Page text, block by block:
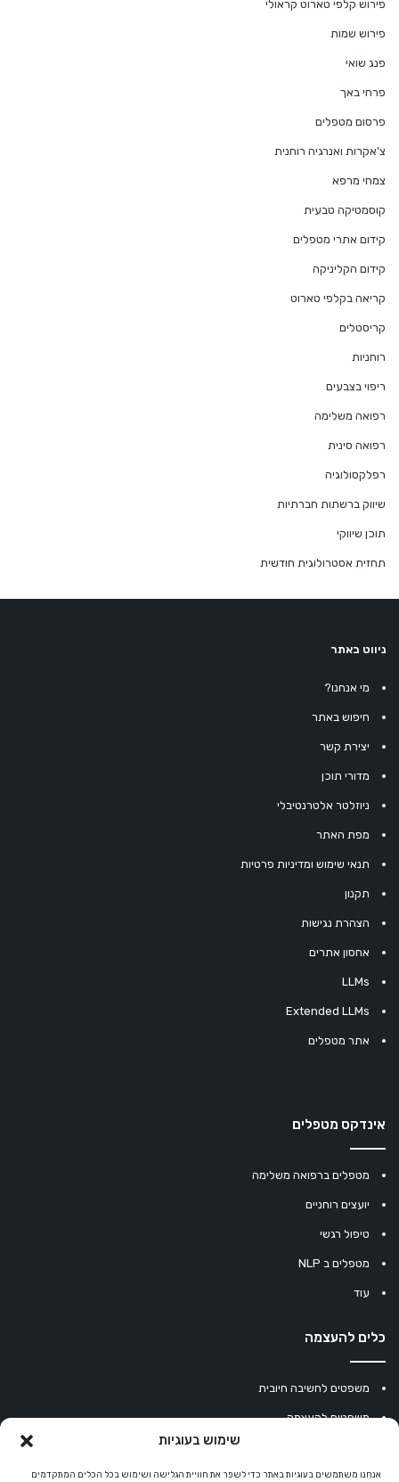
שימוש בעוגיות
אנחנו משתמשים בעוגיות באתר כדי לשפר את חוויית הגלישה ושימוש בכל הכלים המתקדמים
פירוש קלפי טארוט קראולי
פירוש שמות
פנג שואי
פרחי באך
פרסום מטפלים
צ'אקרות ואנרגיה רוחנית
צמחי מרפא
קוסמטיקה טבעית
קידום אתרי מטפלים
קידום הקליניקה
קריאה בקלפי טארוט
קריסטלים
רוחניות
ריפוי בצבעים
רפואה משלימה
רפואה סינית
רפלקסולוגיה
שיווק ברשתות חברתיות
תוכן שיווקי
תחזית אסטרולוגית חודשית
ניווט באתר
מי אנחנו?
חיפוש באתר
יצירת קשר
מדורי תוכן
ניוזלטר אלטרנטיבלי
מפת האתר
תנאי שימוש ומדיניות פרטיות
תקנון
הצהרת נגישות
אחסון אתרים
LLMs
Extended LLMs
אתר מטפלים
אינדקס מטפלים
מטפלים ברפואה משלימה
יועצים רוחניים
טיפול רגשי
מטפלים ב NLP
עוד
כלים להעצמה
משפטים לחשיבה חיובית
משפטים להעצמה
מחשבון נומרולוגיה